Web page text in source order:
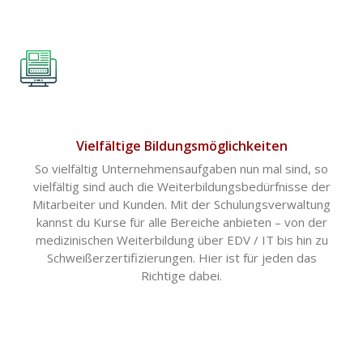
Vielfältige Bildungsmöglichkeiten
So vielfältig Unternehmensaufgaben nun mal sind, so
vielfältig sind auch die Weiterbildungsbedürfnisse der
Mitarbeiter und Kunden. Mit der Schulungsverwaltung
kannst du Kurse für alle Bereiche anbieten – von der
medizinischen Weiterbildung über EDV / IT bis hin zu
Schweißerzertifizierungen. Hier ist für jeden das
Richtige dabei.